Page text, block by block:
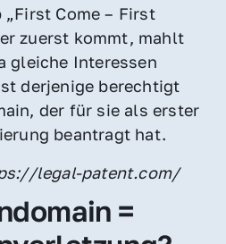
„First Come – First
zuerst kommt, mahlt
gleiche Interessen
derjenige berechtigt
der für sie als erster
beantragt hat.
legal-patent.com/
=